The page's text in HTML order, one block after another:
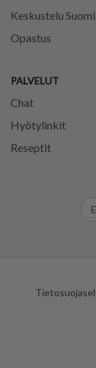
Keskustelu
Opastus
PALVELUT
Chat
Hyötylinkit
Reseptit